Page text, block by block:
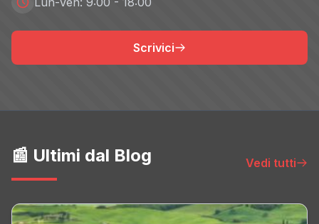
Scrivici
📰 Ultimi dal Blog Vedi tutti